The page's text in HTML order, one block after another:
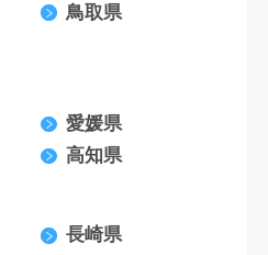
鳥取県
愛媛県
高知県
長崎県